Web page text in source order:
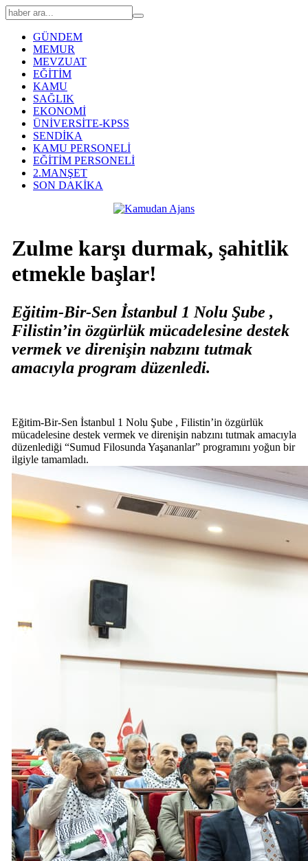
GÜNDEM
MEMUR
MEVZUAT
EĞİTİM
KAMU
SAĞLIK
EKONOMİ
ÜNİVERSİTE-KPSS
SENDİKA
KAMU PERSONELİ
EĞİTİM PERSONELİ
2.MANŞET
SON DAKİKA
Zulme karşı durmak, şahitlik
etmekle başlar!
Eğitim-Bir-Sen İstanbul 1 Nolu Şube ,
Filistin’in özgürlük mücadelesine destek
vermek ve direnişin nabzını tutmak
amacıyla program düzenledi.
​Eğitim-Bir-Sen İstanbul 1 Nolu Şube , Filistin’in özgürlük
mücadelesine destek vermek ve direnişin nabzını tutmak amacıyla
düzenlediği “Sumud Filosunda Yaşananlar” programını yoğun bir
ilgiyle tamamladı.